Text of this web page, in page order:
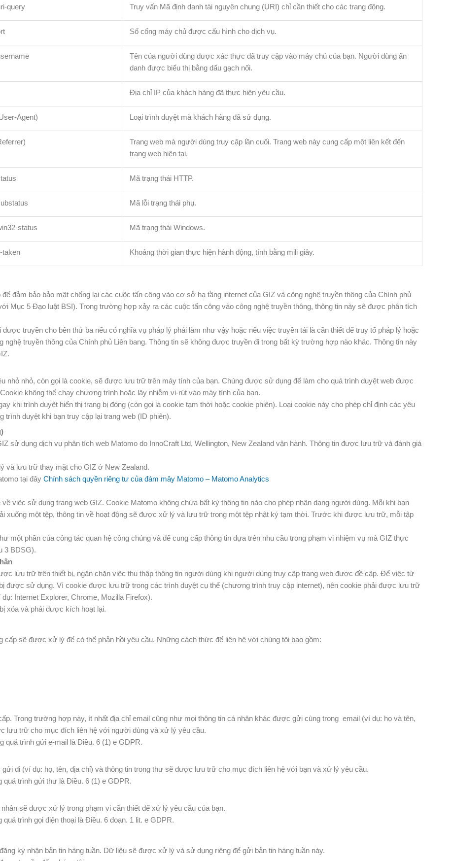
query Truy vấn Mã định danh tài nguyên chung (URI) chỉ cần thiết cho các trang động.
Số cổng máy chủ được cấu hình cho dịch vụ.
Tên của người dùng được xác thực đã truy cập vào máy chủ của bạn. Người dùng ẩn
danh được biểu thị bằng dấu gạch nối.
Địa chỉ IP của khách hàng đã thực hiện yêu cầu.
Agent) Loại trình duyệt mà khách hàng đã sử dụng.
Trang web mà người dùng truy cập lần cuối. Trang web này cung cấp một liên kết đến
trang web hiện tại.
Mã trạng thái HTTP.
Mã lỗi trạng thái phụ.
status Mã trạng thái Windows.
taken Khoảng thời gian thực hiện hành động, tính bằng mili giây.
đảm bảo bảo mật chống lại các cuộc tấn công vào cơ sở hạ tầng internet của GIZ và công nghệ truyền thông của Chính phủ
Mục 5 Đạo luật BSI). Trong trường hợp xảy ra các cuộc tấn công vào công nghệ truyền thông, thông tin này sẽ được phân tích
truyền cho bên thứ ba nếu có nghĩa vụ pháp lý phải làm như vậy hoặc nếu việc truyền tải là cần thiết để truy tố pháp lý hoặc
truyền thông của Chính phủ Liên bang. Thông tin sẽ không được truyền đi trong bất kỳ trường hợp nào khác. Thông tin này
nhỏ nhỏ, còn gọi là cookie, sẽ được lưu trữ trên máy tính của bạn. Chúng được sử dụng để làm cho quá trình duyệt web được
không thể chạy chương trình hoặc lây nhiễm vi-rút vào máy tính của bạn.
khi trình duyệt hiển thị trang bị đóng (còn gọi là cookie tạm thời hoặc cookie phiên). Loại cookie này cho phép chỉ định các yêu
duyệt khi bạn truy cập lại trang web (ID phiên).
sử dụng dịch vụ phân tích web Matomo do InnoCraft Ltd, Wellington, New Zealand vận hành. Thông tin được lưu trữ và đánh giá
và lưu trữ thay mặt cho GIZ ở New Zealand.
tại đây Chính sách quyền riêng tư của đám mây Matomo – Matomo Analytics
việc sử dụng trang web GIZ. Cookie Matomo không chứa bất kỳ thông tin nào cho phép nhận dạng người dùng. Mỗi khi bạn
xuống một tệp, thông tin về hoạt động sẽ được xử lý và lưu trữ trong một tệp nhật ký tạm thời. Trước khi được lưu trữ, mỗi tập
một phần của công tác quan hệ công chúng và để cung cấp thông tin dựa trên nhu cầu trong phạm vi nhiệm vụ mà GIZ thực
3 BDSG).
lưu trữ trên thiết bị, ngăn chặn việc thu thập thông tin người dùng khi người dùng truy cập trang web được đề cập. Để việc từ
được sử dụng. Vì cookie được lưu trữ trong các trình duyệt cụ thể (chương trình truy cập internet), nên cookie phải được lưu trữ
Internet Explorer, Chrome, Mozilla Firefox).
xóa và phải được kích hoạt lại.
sẽ được xử lý để có thể phản hồi yêu cầu. Những cách thức để liên hệ với chúng tôi bao gồm:
Trong trường hợp này, ít nhất địa chỉ email cũng như mọi thông tin cá nhân khác được gửi cùng trong email (ví dụ: họ và tên,
lưu trữ cho mục đích liên hệ với người dùng và xử lý yêu cầu.
trình gửi e-mail là Điều. 6 (1) e GDPR.
đi (ví dụ: họ, tên, địa chỉ) và thông tin trong thư sẽ được lưu trữ cho mục đích liên hệ với bạn và xử lý yêu cầu.
trình gửi thư là Điều. 6 (1) e GDPR.
sẽ được xử lý trong phạm vi cần thiết để xử lý yêu cầu của bạn.
trình gọi điện thoại là Điều. 6 đoạn. 1 lit. e GDPR.
ký nhận bản tin hàng tuần. Dữ liệu sẽ được xử lý và sử dụng riêng để gửi bản tin hàng tuần này.